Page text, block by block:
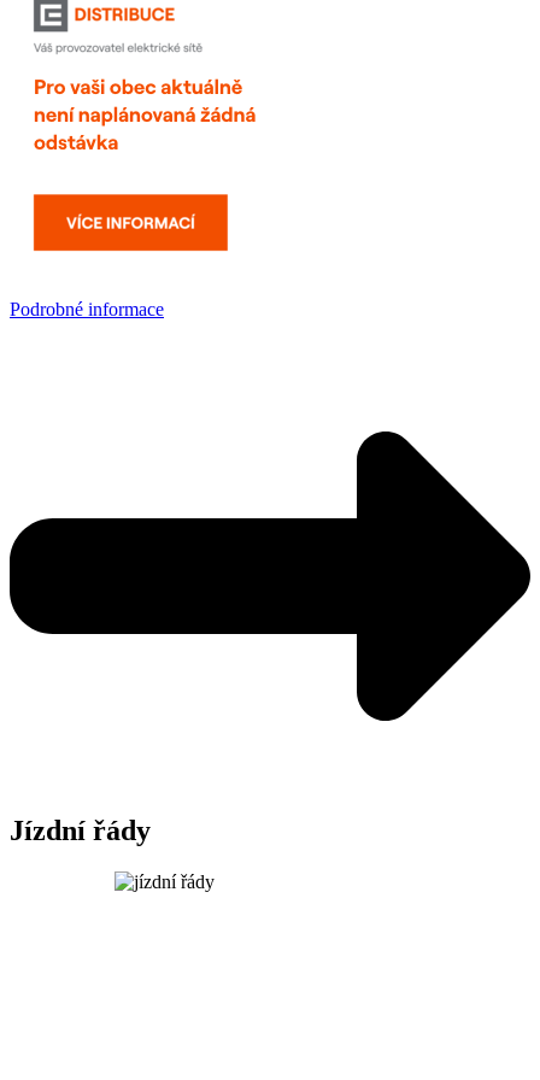
Podrobné informace
Jízdní řády